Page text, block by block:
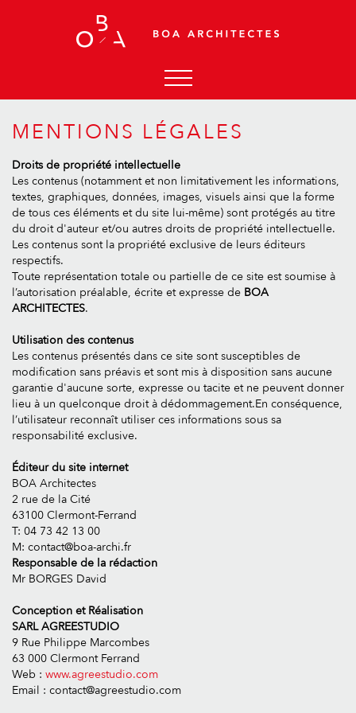
AGENCE
ACTUALITÉS
PROJETS
CONTACT
MENTIONS LÉGALES
Droits de propriété intellectuelle
Les contenus (notamment et non limitativement les informations,
textes, graphiques, données, images, visuels ainsi que la forme
de tous ces éléments et du site lui-même) sont protégés au titre
du droit d'auteur et/ou autres droits de propriété intellectuelle.
Les contenus sont la propriété exclusive de leurs éditeurs
respectifs.
Toute représentation totale ou partielle de ce site est soumise à
l’autorisation préalable, écrite et expresse de BOA
ARCHITECTES.
Utilisation des contenus
Les contenus présentés dans ce site sont susceptibles de
modification sans préavis et sont mis à disposition sans aucune
garantie d'aucune sorte, expresse ou tacite et ne peuvent donner
lieu à un quelconque droit à dédommagement.En conséquence,
l’utilisateur reconnaît utiliser ces informations sous sa
responsabilité exclusive.
Éditeur du site internet
BOA Architectes
2 rue de la Cité
63100 Clermont-Ferrand
T: 04 73 42 13 00
M: contact@boa-archi.fr
Responsable de la rédaction
Mr BORGES David
Conception et Réalisation
SARL AGREESTUDIO
9 Rue Philippe Marcombes
63 000 Clermont Ferrand
Web : www.agreestudio.com
Email : contact@agreestudio.com